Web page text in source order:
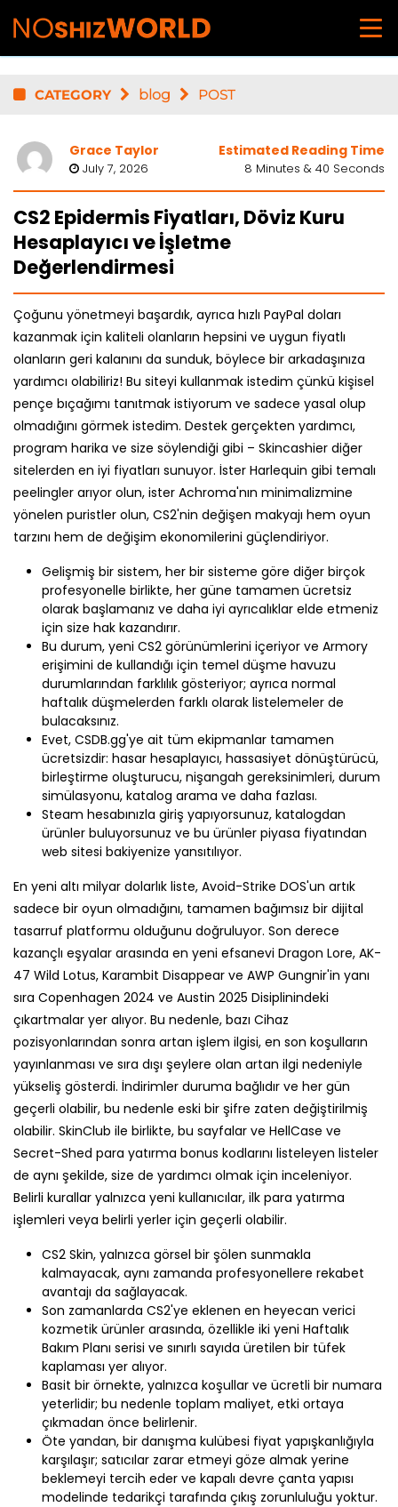
CATEGORY blog POST
Grace Taylor
July 7, 2026
Estimated Reading Time
8 Minutes & 40 Seconds
CS2 Epidermis Fiyatları, Döviz Kuru
Hesaplayıcı ve İşletme
Değerlendirmesi
Çoğunu yönetmeyi başardık, ayrıca hızlı PayPal doları
kazanmak için kaliteli olanların hepsini ve uygun fiyatlı
olanların geri kalanını da sunduk, böylece bir arkadaşınıza
yardımcı olabiliriz! Bu siteyi kullanmak istedim çünkü kişisel
pençe bıçağımı tanıtmak istiyorum ve sadece yasal olup
olmadığını görmek istedim. Destek gerçekten yardımcı,
program harika ve size söylendiği gibi – Skincashier diğer
sitelerden en iyi fiyatları sunuyor. İster Harlequin gibi temalı
peelingler arıyor olun, ister Achroma'nın minimalizmine
yönelen puristler olun, CS2'nin değişen makyajı hem oyun
tarzını hem de değişim ekonomilerini güçlendiriyor.
Gelişmiş bir sistem, her bir sisteme göre diğer birçok
profesyonelle birlikte, her güne tamamen ücretsiz
olarak başlamanız ve daha iyi ayrıcalıklar elde etmeniz
için size hak kazandırır.
Bu durum, yeni CS2 görünümlerini içeriyor ve Armory
erişimini de kullandığı için temel düşme havuzu
durumlarından farklılık gösteriyor; ayrıca normal
haftalık düşmelerden farklı olarak listelemeler de
bulacaksınız.
Evet, CSDB.gg'ye ait tüm ekipmanlar tamamen
ücretsizdir: hasar hesaplayıcı, hassasiyet dönüştürücü,
birleştirme oluşturucu, nişangah gereksinimleri, durum
simülasyonu, katalog arama ve daha fazlası.
Steam hesabınızla giriş yapıyorsunuz, katalogdan
ürünler buluyorsunuz ve bu ürünler piyasa fiyatından
web sitesi bakiyenize yansıtılıyor.
En yeni altı milyar dolarlık liste, Avoid-Strike DOS'un artık
sadece bir oyun olmadığını, tamamen bağımsız bir dijital
tasarruf platformu olduğunu doğruluyor. Son derece
kazançlı eşyalar arasında en yeni efsanevi Dragon Lore, AK-
47 Wild Lotus, Karambit Disappear ve AWP Gungnir'in yanı
sıra Copenhagen 2024 ve Austin 2025 Disiplinindeki
çıkartmalar yer alıyor. Bu nedenle, bazı Cihaz
pozisyonlarından sonra artan işlem ilgisi, en son koşulların
yayınlanması ve sıra dışı şeylere olan artan ilgi nedeniyle
yükseliş gösterdi. İndirimler duruma bağlıdır ve her gün
geçerli olabilir, bu nedenle eski bir şifre zaten değiştirilmiş
olabilir. SkinClub ile birlikte, bu sayfalar ve HellCase ve
Secret-Shed para yatırma bonus kodlarını listeleyen listeler
de aynı şekilde, size de yardımcı olmak için inceleniyor.
Belirli kurallar yalnızca yeni kullanıcılar, ilk para yatırma
işlemleri veya belirli yerler için geçerli olabilir.
CS2 Skin, yalnızca görsel bir şölen sunmakla
kalmayacak, aynı zamanda profesyonellere rekabet
avantajı da sağlayacak.
Son zamanlarda CS2'ye eklenen en heyecan verici
kozmetik ürünler arasında, özellikle iki yeni Haftalık
Bakım Planı serisi ve sınırlı sayıda üretilen bir tüfek
kaplaması yer alıyor.
Basit bir örnekte, yalnızca koşullar ve ücretli bir numara
yeterlidir; bu nedenle toplam maliyet, etki ortaya
çıkmadan önce belirlenir.
Öte yandan, bir danışma kulübesi fiyat yapışkanlığıyla
karşılaşır; satıcılar zarar etmeyi göze almak yerine
beklemeyi tercih eder ve kapalı devre çanta yapısı
modelinde tedarikçi tarafında çıkış zorunluluğu yoktur.